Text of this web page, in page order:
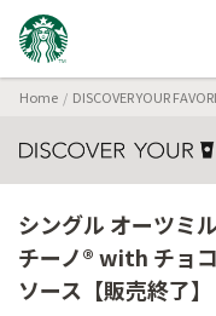
Home DISCOVER YOUR
シングル オーツミ
チーノ® with チョ
ソース【販売終了】